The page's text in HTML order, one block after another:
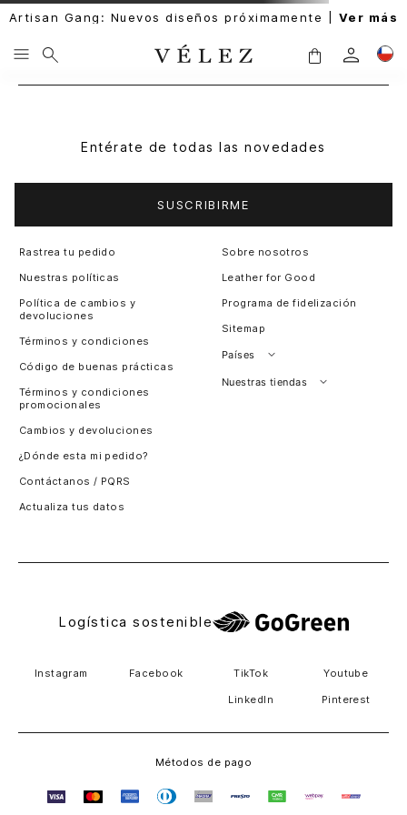
Artisan Gang: Nuevos diseños próximamente | Ver más
Entérate de todas las novedades
SUSCRIBIRME
Rastrea tu pedido
Nuestras políticas
Política de cambios y
devoluciones
Términos y condiciones
Código de buenas prácticas
Términos y condiciones
promocionales
Cambios y devoluciones
¿Dónde esta mi pedido?
Contáctanos / PQRS
Actualiza tus datos
Sobre nosotros
Leather for Good
Programa de fidelización
Sitemap
Países
Perú
Nuestras tiendas
Logística sostenible
Instagram Facebook TikTok Youtube
LinkedIn Pinterest
Métodos de pago